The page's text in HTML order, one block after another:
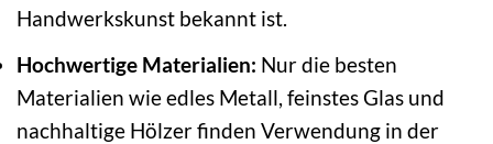
Handwerkskunst bekannt ist.
Hochwertige Materialien: Nur die besten
Materialien wie edles Metall, feinstes Glas und
nachhaltige Hölzer finden Verwendung in der